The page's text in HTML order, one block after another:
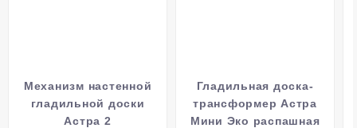
Механизм настенной
гладильной доски
Астра 2
Гладильная доска-
трансформер Астра
Мини Эко распашная